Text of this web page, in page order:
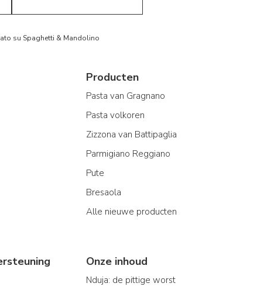
su Spaghetti & Mandolino
Producten
Pasta van Gragnano
Pasta volkoren
Zizzona van Battipaglia
Parmigiano Reggiano
Pute
Bresaola
Alle nieuwe producten
Onze inhoud
Nduja: de pittige worst